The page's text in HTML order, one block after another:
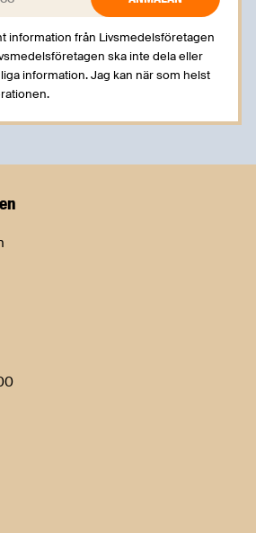
information från Livsmedelsföretagen
ska inte dela eller
information. Jag kan när som helst